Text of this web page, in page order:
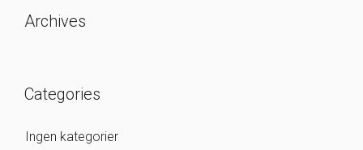
Archives
Categories
Ingen kategorier